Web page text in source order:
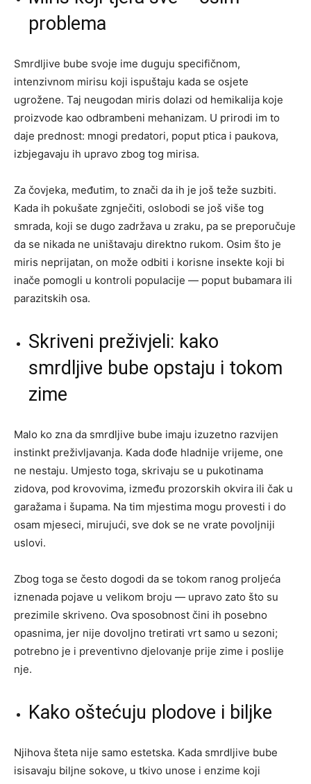
problema
Smrdljive bube svoje ime duguju specifičnom,
intenzivnom mirisu koji ispuštaju kada se osjete
ugrožene. Taj neugodan miris dolazi od hemikalija koje
proizvode kao odbrambeni mehanizam. U prirodi im to
daje prednost: mnogi predatori, poput ptica i paukova,
izbjegavaju ih upravo zbog tog mirisa.
Za čovjeka, međutim, to znači da ih je još teže suzbiti.
Kada ih pokušate zgnječiti, oslobodi se još više tog
smrada, koji se dugo zadržava u zraku, pa se preporučuje
da se nikada ne uništavaju direktno rukom. Osim što je
miris neprijatan, on može odbiti i korisne insekte koji bi
inače pomogli u kontroli populacije — poput bubamara ili
parazitskih osa.
Skriveni preživjeli: kako
smrdljive bube opstaju i tokom
zime
Malo ko zna da smrdljive bube imaju izuzetno razvijen
instinkt preživljavanja. Kada dođe hladnije vrijeme, one
ne nestaju. Umjesto toga, skrivaju se u pukotinama
zidova, pod krovovima, između prozorskih okvira ili čak u
garažama i šupama. Na tim mjestima mogu provesti i do
osam mjeseci, mirujući, sve dok se ne vrate povoljniji
uslovi.
Zbog toga se često dogodi da se tokom ranog proljeća
iznenada pojave u velikom broju — upravo zato što su
prezimile skriveno. Ova sposobnost čini ih posebno
opasnima, jer nije dovoljno tretirati vrt samo u sezoni;
potrebno je i preventivno djelovanje prije zime i poslije
nje.
Kako oštećuju plodove i biljke
Njihova šteta nije samo estetska. Kada smrdljive bube
isisavaju biljne sokove, u tkivo unose i enzime koji